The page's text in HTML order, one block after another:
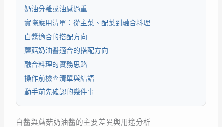
奶油分離或油感過重
實際應用清單：從主菜、配菜到融合料理
白醬適合的搭配方向
蘑菇奶油醬適合的搭配方向
融合料理的實務思路
操作前檢查清單與結語
動手前先確認的幾件事
白醬與蘑菇奶油醬的主要差異與用途分析